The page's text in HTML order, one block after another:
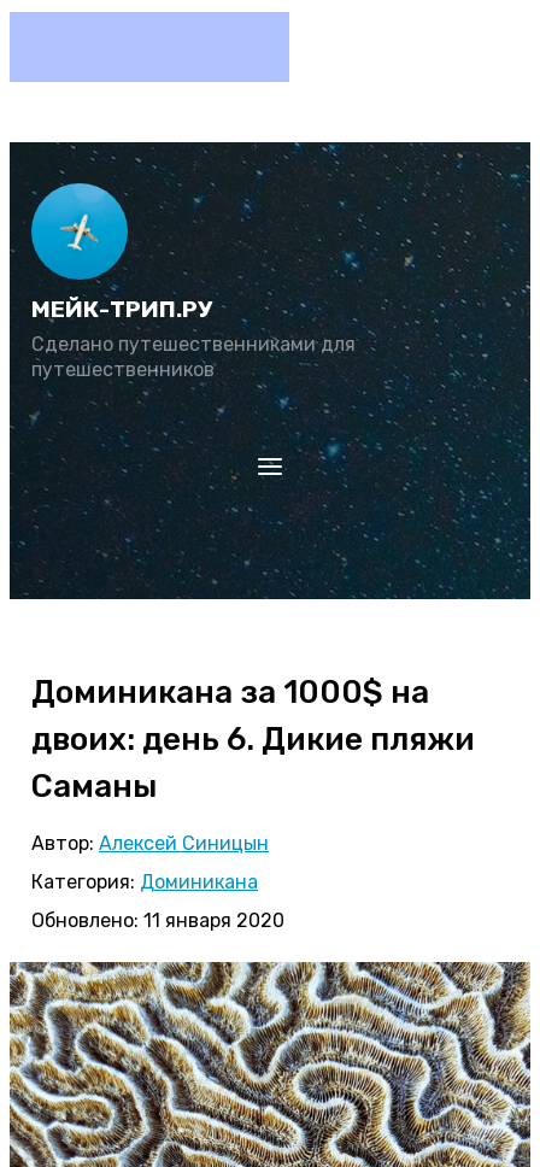
МЕЙК-ТРИП.РУ
Сделано путешественниками для
путешественников
Доминикана за 1000$ на
двоих: день 6. Дикие пляжи
Саманы
Автор: Алексей Синицын
Категория: Доминикана
Обновлено: 11 января 2020